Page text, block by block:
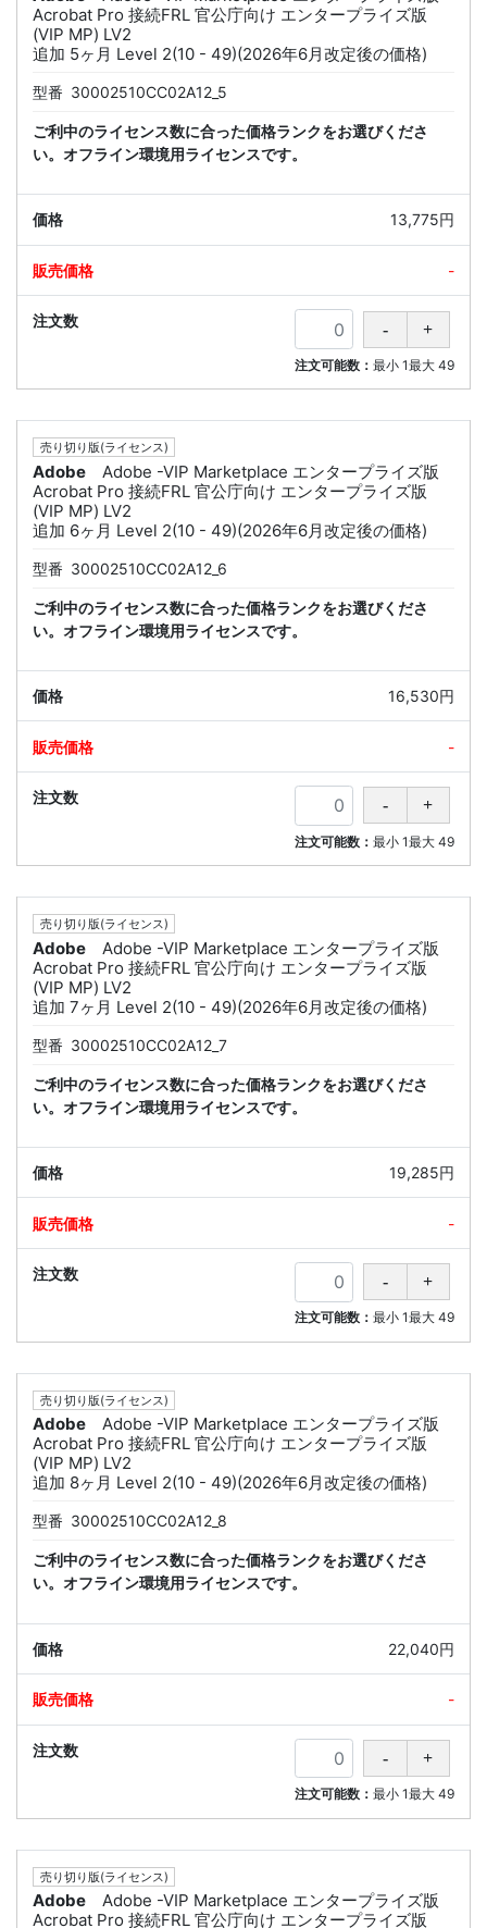
Acrobat Pro 接続FRL 官公庁向け エンタープライズ版
(VIP MP) LV2
追加 5ヶ月 Level 2(10 - 49)(2026年6月改定後の価格)
型番 30002510CC02A12_5
ご利中のライセンス数に合った価格ランクをお選びくださ
い。オフライン環境用ライセンスです。
13,775円
-
注文可能数： 最小 1最大 49
売り切り版(ライセンス)
Adobe
Adobe -VIP Marketplace エンタープライズ版
Acrobat Pro 接続FRL 官公庁向け エンタープライズ版
(VIP MP) LV2
追加 6ヶ月 Level 2(10 - 49)(2026年6月改定後の価格)
型番 30002510CC02A12_6
ご利中のライセンス数に合った価格ランクをお選びくださ
い。オフライン環境用ライセンスです。
16,530円
-
注文可能数： 最小 1最大 49
売り切り版(ライセンス)
Adobe
Adobe -VIP Marketplace エンタープライズ版
Acrobat Pro 接続FRL 官公庁向け エンタープライズ版
(VIP MP) LV2
追加 7ヶ月 Level 2(10 - 49)(2026年6月改定後の価格)
型番 30002510CC02A12_7
ご利中のライセンス数に合った価格ランクをお選びくださ
い。オフライン環境用ライセンスです。
19,285円
-
注文可能数： 最小 1最大 49
売り切り版(ライセンス)
Adobe
Adobe -VIP Marketplace エンタープライズ版
Acrobat Pro 接続FRL 官公庁向け エンタープライズ版
(VIP MP) LV2
追加 8ヶ月 Level 2(10 - 49)(2026年6月改定後の価格)
型番 30002510CC02A12_8
ご利中のライセンス数に合った価格ランクをお選びくださ
い。オフライン環境用ライセンスです。
22,040円
-
注文可能数： 最小 1最大 49
売り切り版(ライセンス)
Adobe
Adobe -VIP Marketplace エンタープライズ版
Acrobat Pro 接続FRL 官公庁向け エンタープライズ版